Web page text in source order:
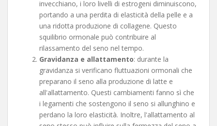
invecchiano, i loro livelli di estrogeni diminuiscono,
portando a una perdita di elasticità della pelle e a
una ridotta produzione di collagene. Questo
squilibrio ormonale può contribuire al
rilassamento del seno nel tempo.
Gravidanza e allattamento: durante la
gravidanza si verificano fluttuazioni ormonali che
preparano il seno alla produzione di latte e
all'allattamento. Questi cambiamenti fanno sì che
i legamenti che sostengono il seno si allunghino e
perdano la loro elasticità. Inoltre, l'allattamento al